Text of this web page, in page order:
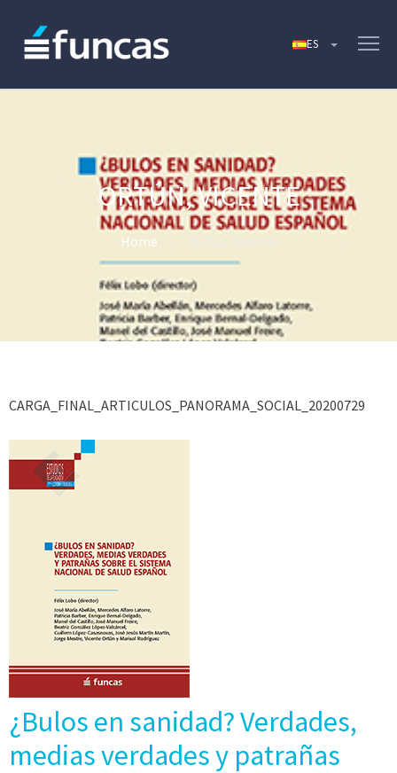
ORTÚN, VICENTE
Home Ortún, Vicente
CARGA_FINAL_ARTICULOS_PANORAMA_SOCIAL_20200729
¿Bulos en sanidad? Verdades,
medias verdades y patrañas